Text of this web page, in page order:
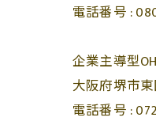
電話番号 :
企業主導型
大阪府堺市
電話番号 :